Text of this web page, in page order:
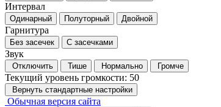
Интервал
Одинарный Полуторный Двойной
Гарнитура
Без засечек С засечками
Звук
Отключить Тише Нормально Громче
Текущий уровень громкости: 50
Вернуть стандартные настройки
Обычная версия сайта